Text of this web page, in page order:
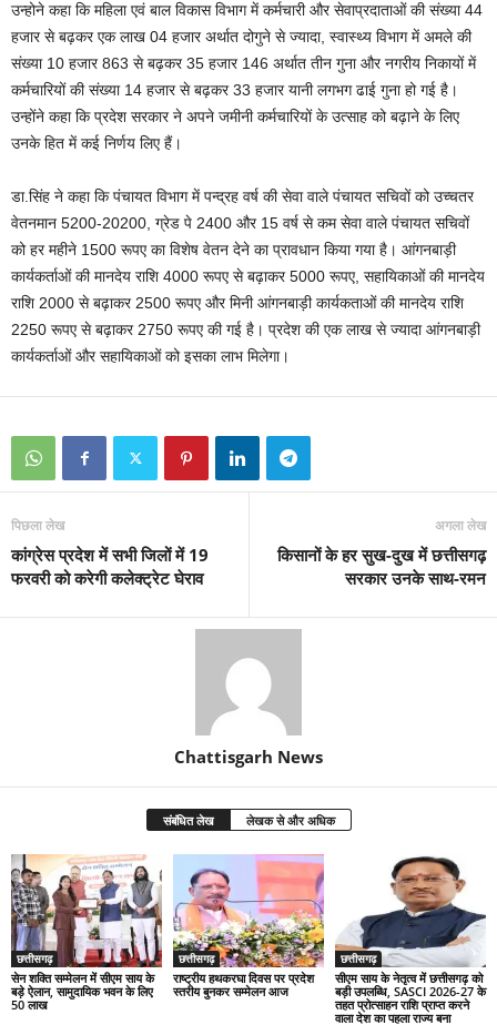
उन्होने कहा कि महिला एवं बाल विकास विभाग में कर्मचारी और सेवाप्रदाताओं की संख्या 44
हजार से बढ़कर एक लाख 04 हजार अर्थात दोगुने से ज्यादा, स्वास्थ्य विभाग में अमले की
संख्या 10 हजार 863 से बढ़कर 35 हजार 146 अर्थात तीन गुना और नगरीय निकायों में
कर्मचारियों की संख्या 14 हजार से बढ़कर 33 हजार यानी लगभग ढाई गुना हो गई है।
उन्होंने कहा कि प्रदेश सरकार ने अपने जमीनी कर्मचारियों के उत्साह को बढ़ाने के लिए
उनके हित में कई निर्णय लिए हैं।
डा.सिंह ने कहा कि पंचायत विभाग में पन्द्रह वर्ष की सेवा वाले पंचायत सचिवों को उच्चतर
वेतनमान 5200-20200, ग्रेड पे 2400 और 15 वर्ष से कम सेवा वाले पंचायत सचिवों
को हर महीने 1500 रूपए का विशेष वेतन देने का प्रावधान किया गया है। आंगनबाड़ी
कार्यकर्ताओं की मानदेय राशि 4000 रूपए से बढ़ाकर 5000 रूपए, सहायिकाओं की मानदेय
राशि 2000 से बढ़ाकर 2500 रूपए और मिनी आंगनबाड़ी कार्यकताओं की मानदेय राशि
2250 रूपए से बढ़ाकर 2750 रूपए की गई है। प्रदेश की एक लाख से ज्यादा आंगनबाड़ी
कार्यकर्ताओं और सहायिकाओं को इसका लाभ मिलेगा।
पिछला लेख
कांग्रेस प्रदेश में सभी जिलों में 19
फरवरी को करेगी कलेक्ट्रेट घेराव
अगला लेख
किसानों के हर सुख-दुख में छत्तीसगढ़
सरकार उनके साथ-रमन
Chattisgarh News
संबंधित लेख लेखक से और अधिक
छत्तीसगढ़
सेन शक्ति सम्मेलन में सीएम साय के
बड़े ऐलान, सामुदायिक भवन के लिए
50 लाख
छत्तीसगढ़
राष्ट्रीय हथकरघा दिवस पर प्रदेश
स्तरीय बुनकर सम्मेलन आज
छत्तीसगढ़
सीएम साय के नेतृत्व में छत्तीसगढ़ को
बड़ी उपलब्धि, SASCI 2026-27 के
तहत प्रोत्साहन राशि प्राप्त करने
वाला देश का पहला राज्य बना